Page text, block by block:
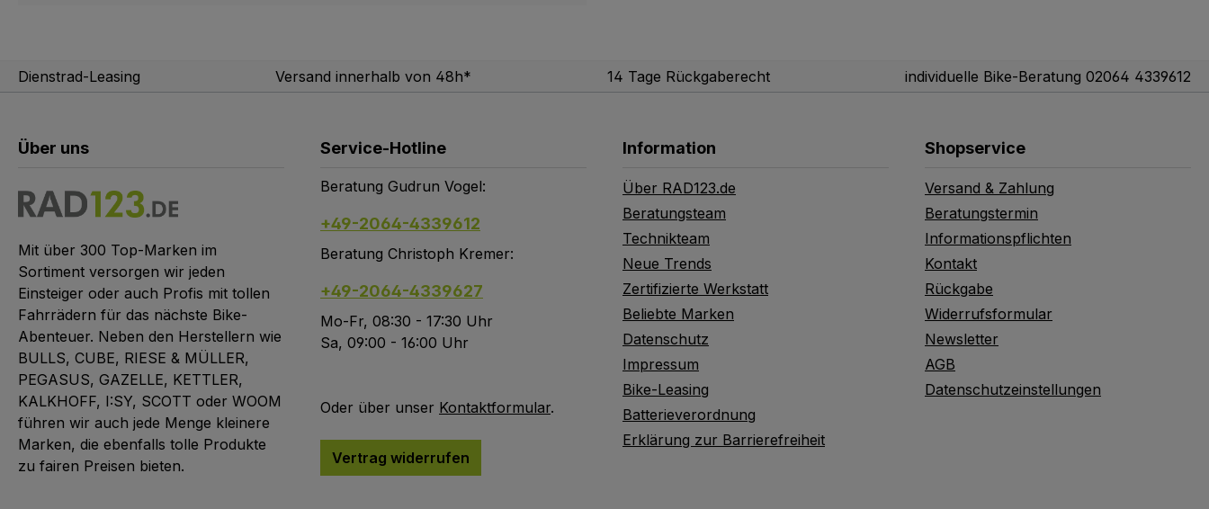
Dienstrad-Leasing Versand innerhalb von 48h* 14 Tage Rückgaberecht individuelle Bike-Beratung 02064 4339612
Über uns
Mit über 300 Top-Marken im
Sortiment versorgen wir jeden
Einsteiger oder auch Profis mit tollen
Fahrrädern für das nächste Bike-
Abenteuer. Neben den Herstellern wie
BULLS, CUBE, RIESE & MÜLLER,
PEGASUS, GAZELLE, KETTLER,
KALKHOFF, I:SY, SCOTT oder WOOM
führen wir auch jede Menge kleinere
Marken, die ebenfalls tolle Produkte
zu fairen Preisen bieten.
Service-Hotline
Beratung Gudrun Vogel:
+49-2064-4339612
Beratung Christoph Kremer:
+49-2064-4339627
Mo-Fr, 08:30 - 17:30 Uhr
Sa, 09:00 - 16:00 Uhr
Oder über unser Kontaktformular.
Vertrag widerrufen
Information
Über RAD123.de
Beratungsteam
Technikteam
Neue Trends
Zertifizierte Werkstatt
Beliebte Marken
Datenschutz
Impressum
Bike-Leasing
Batterieverordnung
Erklärung zur Barrierefreiheit
Shopservice
Versand & Zahlung
Beratungstermin
Informationspflichten
Kontakt
Rückgabe
Widerrufsformular
Newsletter
AGB
Datenschutzeinstellungen